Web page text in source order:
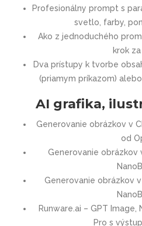
Profesionálny prompt s
svetlo, farby,
Ako z jednoduchého
krok
Dva prístupy k tvorbe
(priamym príkazom)
AI grafika,
Generovanie obrázkov v
od
Generovanie obrázkov
Generovanie obrázkov
Runware.ai – GPT Image,
Pro s